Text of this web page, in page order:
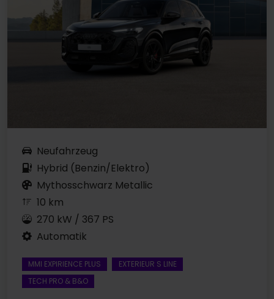
Neufahrzeug
Hybrid (Benzin/Elektro)
Mythosschwarz Metallic
10 km
270 kW / 367 PS
Automatik
MMI EXPIRIENCE PLUS
EXTERIEUR S LINE
TECH PRO & B&O